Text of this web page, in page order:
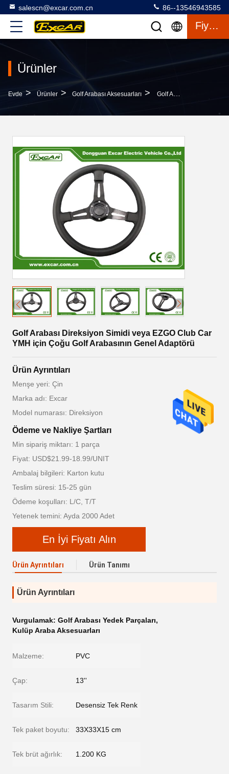
salescn@excar.com.cn 86--13546943585
Fiyat Teklifi
Ürünler
Evde > Ürünler > Golf Arabası Aksesuarları > Golf Arabası Direksiyon Simidi Veya EZGO Club Car YMH Için Çoğu Golf Arabasının Genel Adaptörü
Golf Arabası Direksiyon Simidi veya EZGO Club Car
YMH için Çoğu Golf Arabasının Genel Adaptörü
Ürün Ayrıntıları
Menşe yeri: Çin
Marka adı: Excar
Model numarası: Direksiyon
Ödeme ve Nakliye Şartları
Min sipariş miktarı: 1 parça
Fiyat: USD$21.99-18.99/UNIT
Ambalaj bilgileri: Karton kutu
Teslim süresi: 15-25 gün
Ödeme koşulları: L/C, T/T
Yetenek temini: Ayda 2000 Adet
En İyi Fiyatı Alın
Ürün Ayrıntıları Ürün Tanımı
Ürün Ayrıntıları
Vurgulamak: Golf Arabası Yedek Parçaları,
Kulüp Araba Aksesuarları
Malzeme: PVC
Çap: 13''
Tasarım Stili: Desensiz Tek Renk
Tek paket boyutu: 33X33X15 cm
Tek brüt ağırlık: 1.200 KG